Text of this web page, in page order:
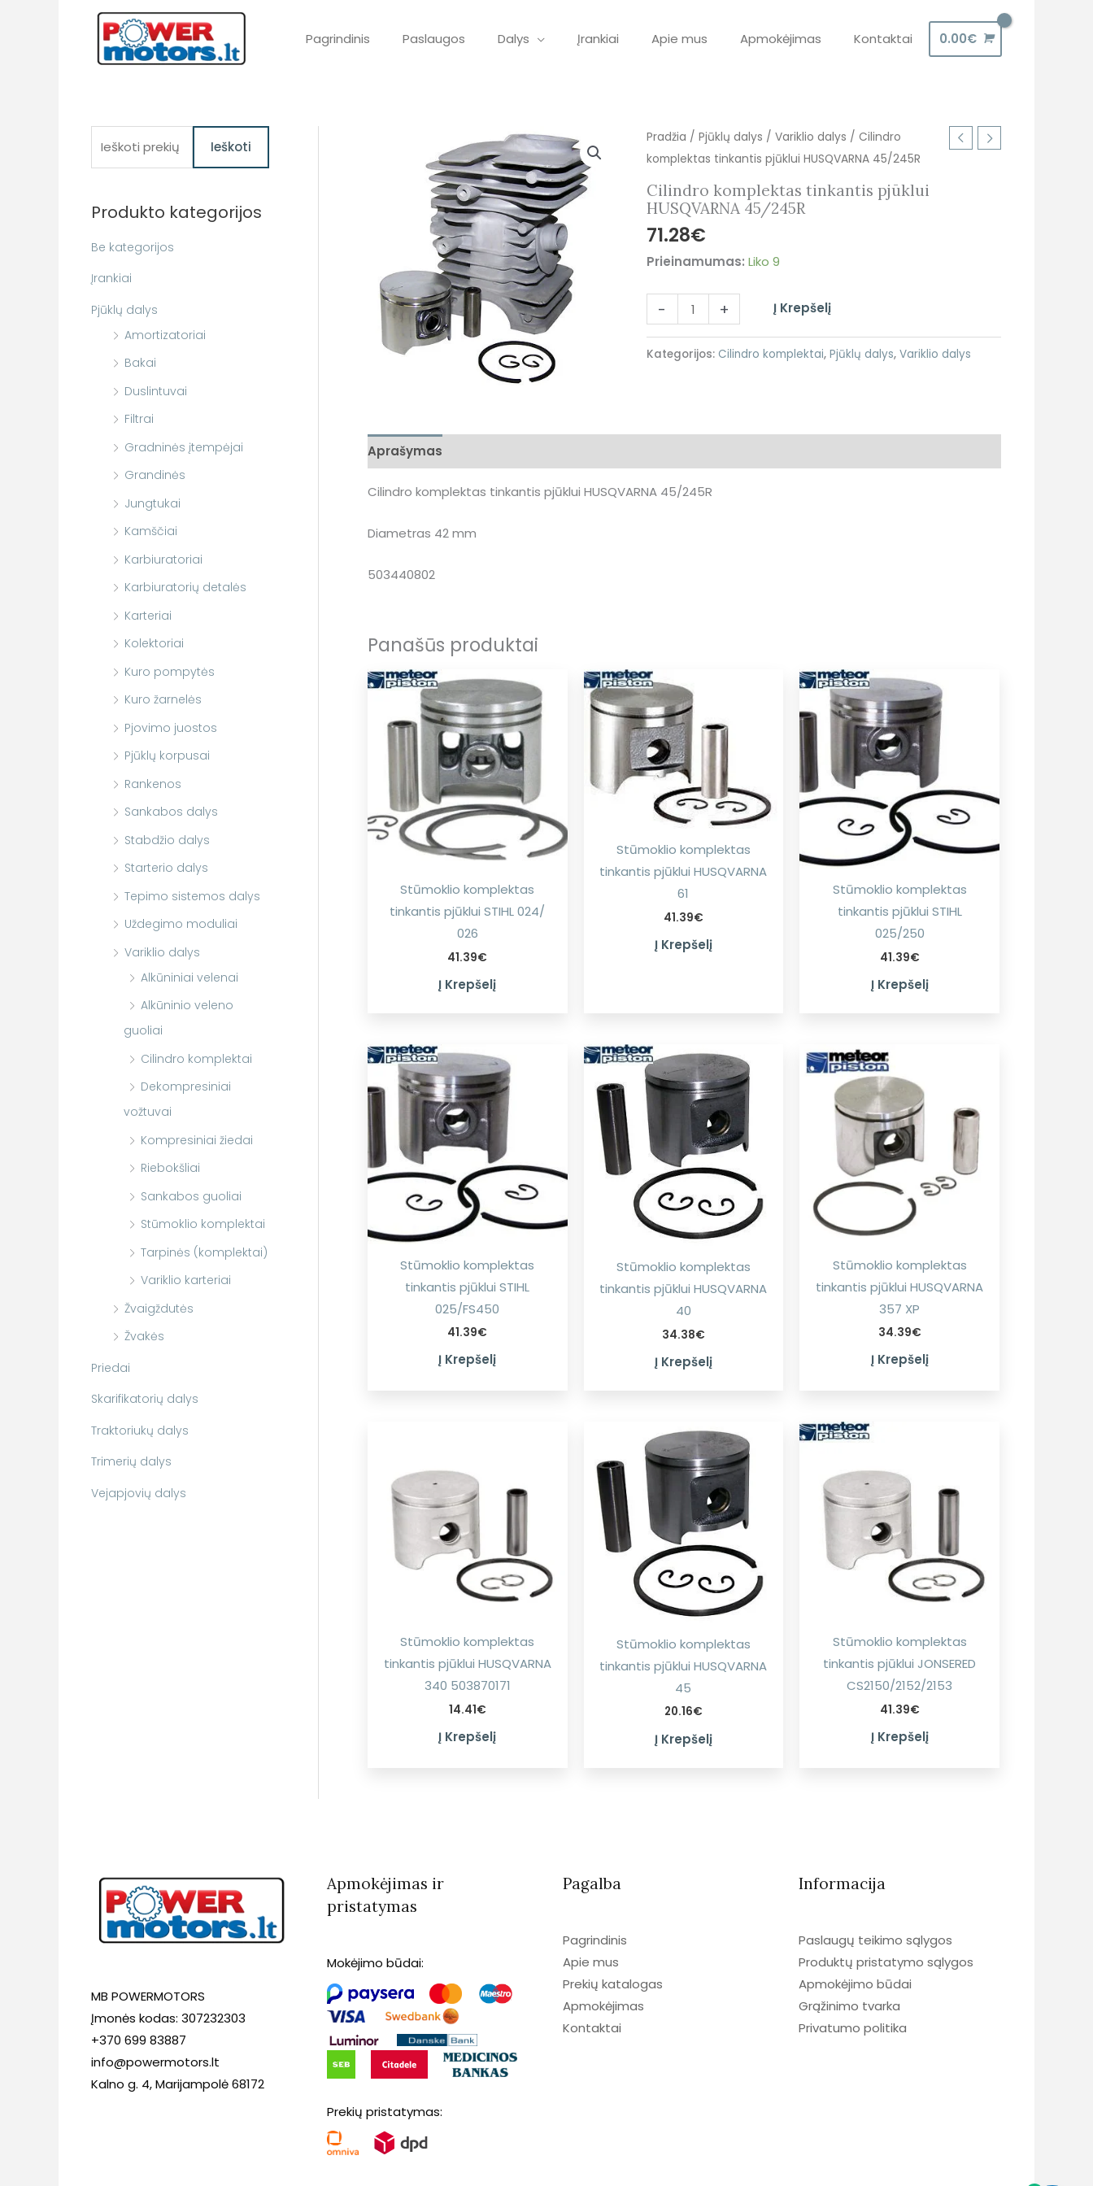
Pagrindinis Paslaugos Dalys Įrankiai Apie mus Apmokėjimas Kontaktai 0.00€
k
i
:
Ieškoti
Produkto kategorijos
Be kategorijos
Įrankiai
Pjūklų dalys
Amortizatoriai
Bakai
Duslintuvai
Filtrai
Gradninės įtempėjai
Grandinės
Jungtukai
Kamščiai
Karbiuratoriai
Karbiuratorių detalės
Karteriai
Kolektoriai
Kuro pompytės
Kuro žarnelės
Pjovimo juostos
Pjūklų korpusai
Rankenos
Sankabos dalys
Stabdžio dalys
Starterio dalys
Tepimo sistemos dalys
Uždegimo moduliai
Variklio dalys
Alkūniniai velenai
Alkūninio veleno
guoliai
Cilindro komplektai
Dekompresiniai
vožtuvai
Kompresiniai žiedai
Riebokšliai
Sankabos guoliai
Stūmoklio komplektai
Tarpinės (komplektai)
Variklio karteriai
Žvaigždutės
Žvakės
Priedai
Skarifikatorių dalys
Traktoriukų dalys
Trimerių dalys
Vejapjovių dalys
Pradžia / Pjūklų dalys / Variklio dalys / Cilindro
komplektas tinkantis pjūklui HUSQVARNA 45/245R
Cilindro komplektas tinkantis pjūklui
HUSQVARNA 45/245R
71.28€
Prieinamumas: Liko 9
-
produkto
kiekis:
komplektas
tinkantis
pjūklui
HUSQVARNA
45/245R
+ Į Krepšelį
Kategorijos: Cilindro komplektai, Pjūklų dalys, Variklio dalys
Aprašymas
Cilindro komplektas tinkantis pjūklui HUSQVARNA 45/245R
Diametras 42 mm
503440802
Panašūs produktai
Stūmoklio komplektas
tinkantis pjūklui STIHL 024/
026
41.39€
Į Krepšelį
Stūmoklio komplektas
tinkantis pjūklui HUSQVARNA
61
41.39€
Į Krepšelį
Stūmoklio komplektas
tinkantis pjūklui STIHL
025/250
41.39€
Į Krepšelį
Stūmoklio komplektas
tinkantis pjūklui STIHL
025/FS450
41.39€
Į Krepšelį
Stūmoklio komplektas
tinkantis pjūklui HUSQVARNA
40
34.38€
Į Krepšelį
Stūmoklio komplektas
tinkantis pjūklui HUSQVARNA
357 XP
34.39€
Į Krepšelį
Stūmoklio komplektas
tinkantis pjūklui HUSQVARNA
340 503870171
14.41€
Į Krepšelį
Stūmoklio komplektas
tinkantis pjūklui HUSQVARNA
45
20.16€
Į Krepšelį
Stūmoklio komplektas
tinkantis pjūklui JONSERED
CS2150/2152/2153
41.39€
Į Krepšelį
MB POWERMOTORS
Įmonės kodas: 307232303
+370 699 83887
info@powermotors.lt
Kalno g. 4, Marijampolė 68172
Apmokėjimas ir
pristatymas
Mokėjimo būdai:
Prekių pristatymas:
Pagalba
Pagrindinis
Apie mus
Prekių katalogas
Apmokėjimas
Kontaktai
Informacija
Paslaugų teikimo sąlygos
Produktų pristatymo sąlygos
Apmokėjimo būdai
Grąžinimo tvarka
Privatumo politika